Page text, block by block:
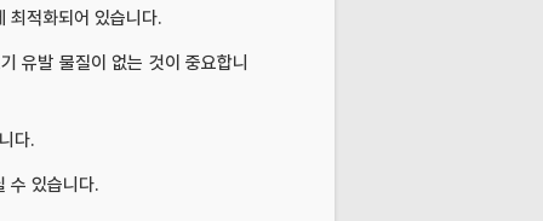
최적화되어 있습니다.
유발 물질이 없는 것이 중요합니
다.
수 있습니다.